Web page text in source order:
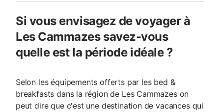
Si vous envisagez de voyager à
Les Cammazes savez-vous
quelle est la période idéale ?
Selon les équipements offerts par les bed &
breakfasts dans la région de Les Cammazes on
peut dire que c'est une destination de vacances qui